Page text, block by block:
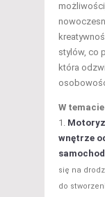
stylów, co
która
W
wnętrze
się na
do